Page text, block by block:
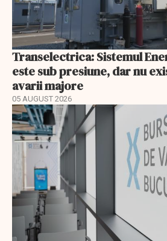
Transelectrica: Sistemul
este sub presiune, dar nu
avarii majore
05 AUGUST 2026